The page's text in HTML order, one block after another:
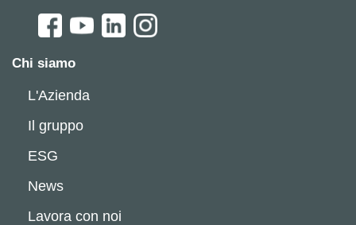
Chi siamo
L'Azienda
Il gruppo
ESG
News
Lavora con noi